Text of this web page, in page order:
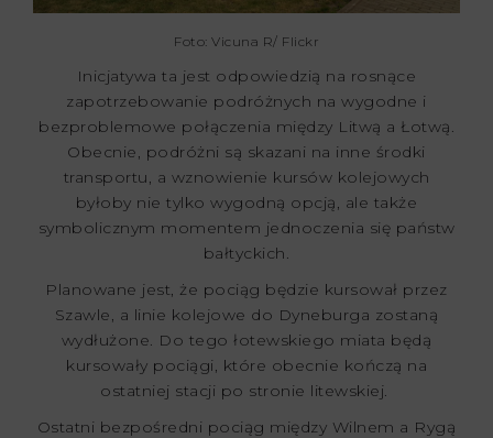
Foto: Vicuna R/ Flickr
Inicjatywa ta jest odpowiedzią na rosnące
zapotrzebowanie podróżnych na wygodne i
bezproblemowe połączenia między Litwą a Łotwą.
Obecnie, podróżni są skazani na inne środki
transportu, a wznowienie kursów kolejowych
byłoby nie tylko wygodną opcją, ale także
symbolicznym momentem jednoczenia się państw
bałtyckich.
Planowane jest, że pociąg będzie kursował przez
Szawle, a linie kolejowe do Dyneburga zostaną
wydłużone. Do tego łotewskiego miata będą
kursowały pociągi, które obecnie kończą na
ostatniej stacji po stronie litewskiej.
Ostatni bezpośredni pociąg między Wilnem a Rygą